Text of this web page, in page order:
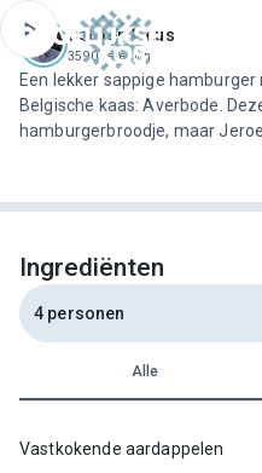
Jeroen Meus
3590 recepten
Een lekker sappige
Belgische kaas: Averbode.
hamburgerbroodje, maar
werken we dit gerecht af met
Ingrediënten
4 personen
Alle
Vastkokende aardappelen